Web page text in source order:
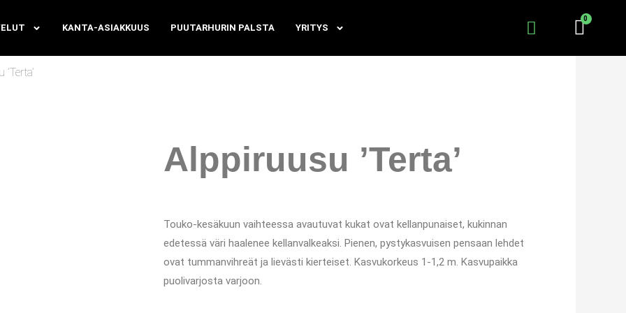
KANTA-ASIAKKUUS PUUTARHURIN PALSTA YRITYS
Alppiruusu ’Terta’
Touko-kesäkuun vaihteessa avautuvat kukat ovat kellanpunaiset, kukinnan
edetessä väri haalenee kellanvalkeaksi. Pienen, pystykasvuisen pensaan lehdet
ovat tummanvihreät ja lievästi kierteiset. Kasvukorkeus 1-1,2 m. Kasvupaikka
puolivarjosta varjoon.